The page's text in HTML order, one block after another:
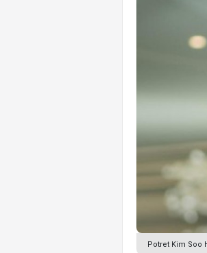
Potret Kim Soo